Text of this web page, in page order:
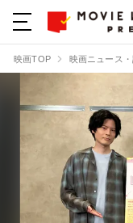
映画TOP 映画ニュース